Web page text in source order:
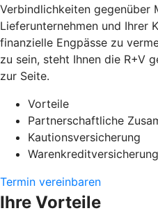
Verbindlichkeiten gegenüber
Lieferunternehmen und Ihrer
finanzielle Engpässe zu
zu sein, steht Ihnen die R+V
zur Seite.
Vorteile
Partnerschaftliche
Kautionsversicherung
Warenkreditversicherung
Termin vereinbaren
Ihre Vorteile